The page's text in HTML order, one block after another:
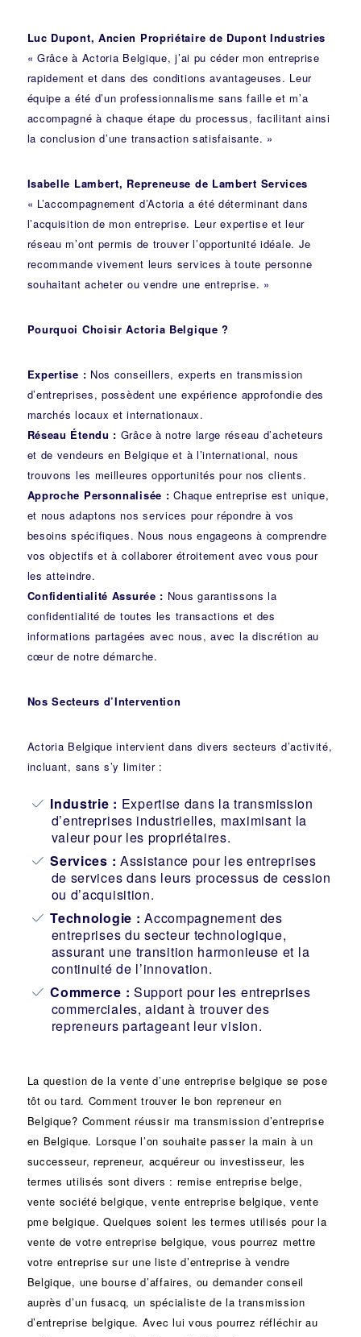
Luc Dupont, Ancien Propriétaire de Dupont Industries
« Grâce à Actoria Belgique, j’ai pu céder mon entreprise
rapidement et dans des conditions avantageuses. Leur
équipe a été d’un professionnalisme sans faille et m’a
accompagné à chaque étape du processus, facilitant ainsi
la conclusion d’une transaction satisfaisante. »
Isabelle Lambert, Repreneuse de Lambert Services
« L’accompagnement d’Actoria a été déterminant dans
l’acquisition de mon entreprise. Leur expertise et leur
réseau m’ont permis de trouver l’opportunité idéale. Je
recommande vivement leurs services à toute personne
souhaitant acheter ou vendre une entreprise. »
Pourquoi Choisir Actoria Belgique ?
Expertise : Nos conseillers, experts en transmission
d’entreprises, possèdent une expérience approfondie des
marchés locaux et internationaux.
Réseau Étendu : Grâce à notre large réseau d’acheteurs
et de vendeurs en Belgique et à l’international, nous
trouvons les meilleures opportunités pour nos clients.
Approche Personnalisée : Chaque entreprise est unique,
et nous adaptons nos services pour répondre à vos
besoins spécifiques. Nous nous engageons à comprendre
vos objectifs et à collaborer étroitement avec vous pour
les atteindre.
Confidentialité Assurée : Nous garantissons la
confidentialité de toutes les transactions et des
informations partagées avec nous, avec la discrétion au
cœur de notre démarche.
Nos Secteurs d’Intervention
Actoria Belgique intervient dans divers secteurs d’activité,
incluant, sans s’y limiter :
Industrie : Expertise dans la transmission
d’entreprises industrielles, maximisant la
valeur pour les propriétaires.
Services : Assistance pour les entreprises
de services dans leurs processus de cession
ou d’acquisition.
Technologie : Accompagnement des
entreprises du secteur technologique,
assurant une transition harmonieuse et la
continuité de l’innovation.
Commerce : Support pour les entreprises
commerciales, aidant à trouver des
repreneurs partageant leur vision.
La question de la vente d’une entreprise belgique se pose
tôt ou tard. Comment trouver le bon repreneur en
Belgique? Comment réussir ma transmission d’entreprise
en Belgique. Lorsque l’on souhaite passer la main à un
successeur, repreneur, acquéreur ou investisseur, les
termes utilisés sont divers : remise entreprise belge,
vente société belgique, vente entreprise belgique, vente
pme belgique. Quelques soient les termes utilisés pour la
vente de votre entreprise belgique, vous pourrez mettre
votre entreprise sur une liste d’entreprise à vendre
Belgique, unebourse d’affaires, ou demander conseil
auprès d’un fusacq, un spécialiste de latransmission
d’entreprise belgique. Avec lui vous pourrez réfléchir au